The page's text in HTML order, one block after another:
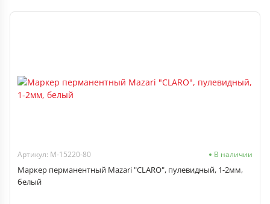
Артикул: M-15220-80 В наличии
Маркер перманентный Mazari "CLARO", пулевидный, 1-2мм,
белый